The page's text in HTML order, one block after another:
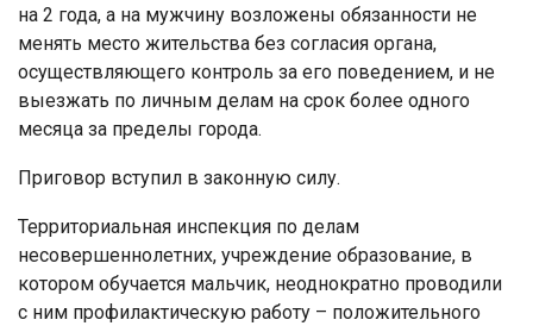
на 2 года, а на мужчину возложены обязанности не
менять место жительства без согласия органа,
осуществляющего контроль за его поведением, и не
выезжать по личным делам на срок более одного
месяца за пределы города.
Приговор вступил в законную силу.
Территориальная инспекция по делам
несовершеннолетних, учреждение образование, в
котором обучается мальчик, неоднократно проводили
с ним профилактическую работу – положительного